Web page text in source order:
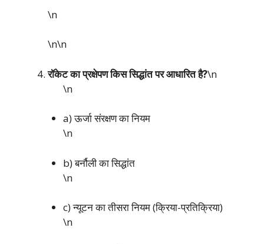
\n
\n\n
रॉकेट का प्रक्षेपण किस सिद्धांत पर आधारित है?\n
\n
a) ऊर्जा संरक्षण का नियम
\n
b) बर्नौली का सिद्धांत
\n
c) न्यूटन का तीसरा नियम (क्रिया-प्रतिक्रिया)
\n